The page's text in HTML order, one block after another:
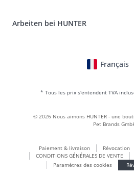
Le cuir est notre passion
BVB Dortmund
Monde des cadeaux
Vêtements pour chiens
Maldon
Arbeiten bei HUNTER
* Tous les prix s'entendent TVA
Français
Paiement & livraison Révocation
CONDITIONS GÉNÉRALES DE VENTE
Paramètres des cookies
© 2026 Nous aimons HUNTER - une
Pet Brands